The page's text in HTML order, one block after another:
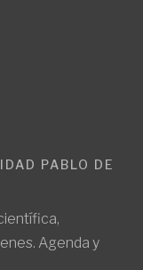
PABLO DE
Agenda y